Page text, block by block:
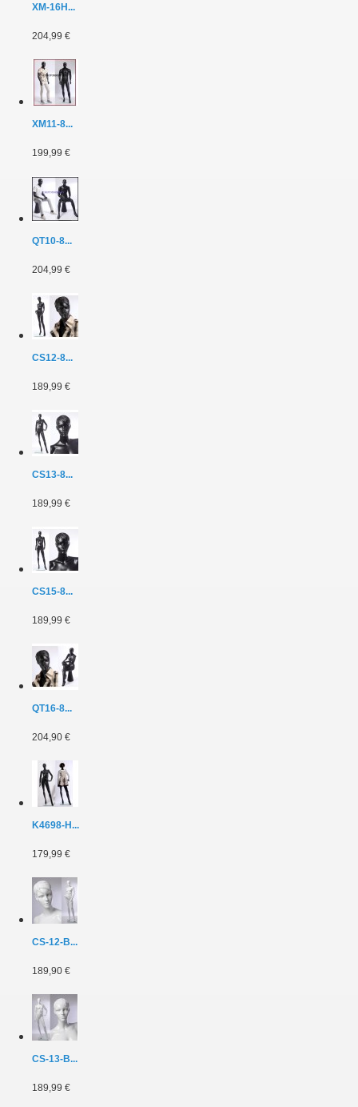
XM-16H...
204,99 €
XM11-8...
199,99 €
QT10-8...
204,99 €
CS12-8...
189,99 €
CS13-8...
189,99 €
CS15-8...
189,99 €
QT16-8...
204,90 €
K4698-H...
179,99 €
CS-12-B...
189,90 €
CS-13-B...
189,99 €